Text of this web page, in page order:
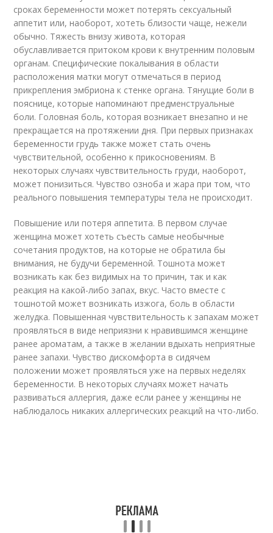
сроках беременности может потерять сексуальный
аппетит или, наоборот, хотеть близости чаще, нежели
обычно. Тяжесть внизу живота, которая
обуславливается притоком крови к внутренним половым
органам. Специфические покалывания в области
расположения матки могут отмечаться в период
прикрепления эмбриона к стенке органа. Тянущие боли в
пояснице, которые напоминают предменструальные
боли. Головная боль, которая возникает внезапно и не
прекращается на протяжении дня. При первых признаках
беременности грудь также может стать очень
чувствительной, особенно к прикосновениям. В
некоторых случаях чувствительность груди, наоборот,
может понизиться. Чувство озноба и жара при том, что
реального повышения температуры тела не происходит.
Повышение или потеря аппетита. В первом случае
женщина может хотеть съесть самые необычные
сочетания продуктов, на которые не обратила бы
внимания, не будучи беременной. Тошнота может
возникать как без видимых на то причин, так и как
реакция на какой-либо запах, вкус. Часто вместе с
тошнотой может возникать изжога, боль в области
желудка. Повышенная чувствительность к запахам может
проявляться в виде неприязни к нравившимся женщине
ранее ароматам, а также в желании вдыхать неприятные
ранее запахи. Чувство дискомфорта в сидячем
положении может проявляться уже на первых неделях
беременности. В некоторых случаях может начать
развиваться аллергия, даже если ранее у женщины не
наблюдалось никаких аллергических реакций на что-либо.